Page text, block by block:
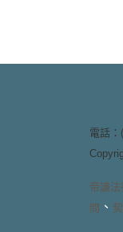
電話
帝謙
問 、